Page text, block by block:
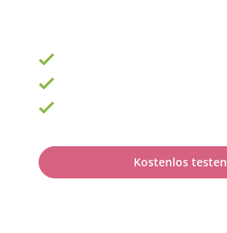
Kostenlos testen